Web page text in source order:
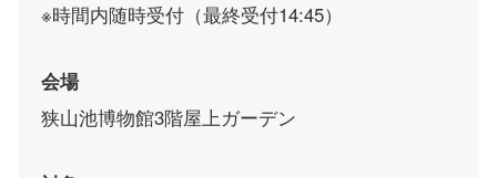
※時間内随時受付（最終受付14:45）
会場
狭山池博物館3階屋上ガーデン